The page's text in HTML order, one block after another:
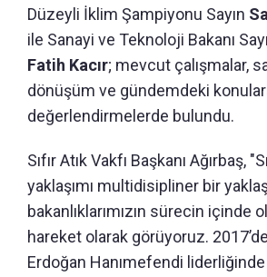
Düzeyli İklim Şampiyonu Sayın
ile Sanayi ve Teknoloji Bakanı
Fatih Kacır; mevcut çalışmalar,
dönüşüm ve gündemdeki
değerlendirmelerde bulundu.
Sıfır Atık Vakfı Başkanı Ağırbaş,
yaklaşımı multidisipliner bir
bakanlıklarımızın sürecin içinde
hareket olarak görüyoruz.
Erdoğan Hanımefendi